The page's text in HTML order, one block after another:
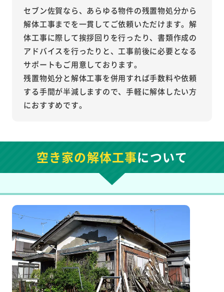
セブン佐賀なら、あらゆる物件の残置物処分から
解体工事までを一貫してご依頼いただけます。解
体工事に際して挨拶回りを行ったり、書類作成の
アドバイスを行ったりと、工事前後に必要となる
サポートもご用意しております。
残置物処分と解体工事を併用すれば手数料や依頼
する手間が半減しますので、手軽に解体したい方
におすすめです。
空き家の解体工事について